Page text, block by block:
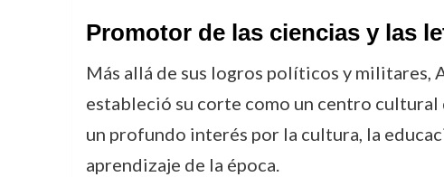
Promotor de las ciencias y las
Más allá de sus logros políticos y militares,
estableció su corte como un centro
un profundo interés por la cultura, la
aprendizaje de la época.